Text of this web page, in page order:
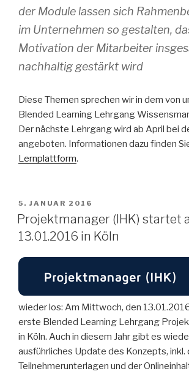
der Module lassen sich
im Unternehmen so gestalten,
Motivation der Mitarbeiter
nachhaltig gestärkt wird
Diese Themen sprechen wir in dem von
Blended Learning Lehrgang
Der nächste Lehrgang wird ab April bei
angeboten. Informationen dazu finden
Lernplattform.
VERÖFFENTLICHT
AM
5. JANUAR 2016
Projektmanager (IHK) startet
13.01.2016 in Köln
wieder los: Am Mittwoch, den
erste Blended Learning Lehrgang
in Köln. Auch in diesem Jahr gibt es
ausführliches Update des Konzepts, inkl.
Teilnehmerunterlagen und der